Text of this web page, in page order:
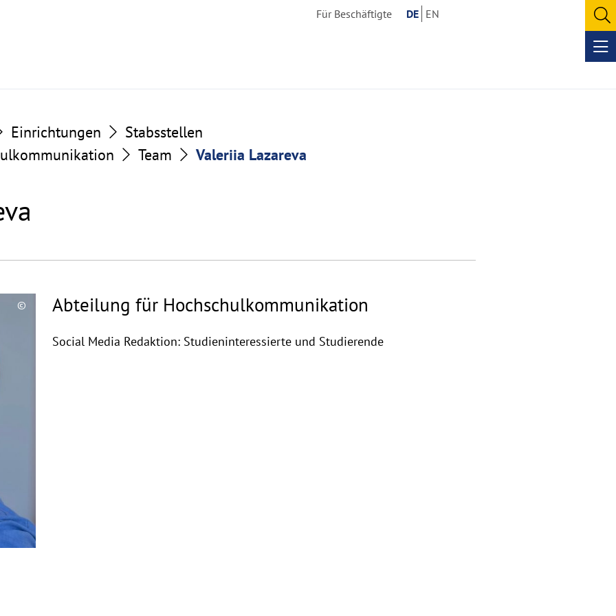
Für Beschäftigte DE EN
Einrichtungen
Stabsstellen
Team Valeriia Lazareva
©
aufklappen
Abteilung für Hochschulkommunikation
Social Media Redaktion: Studieninteressierte und Studierende